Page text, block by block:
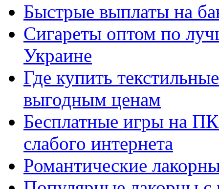
Быстрые выплаты на
Сигареты оптом по
Украине
Где купить
выгодным ценам
Бесплатные игры на
слабого интернета
Романтические